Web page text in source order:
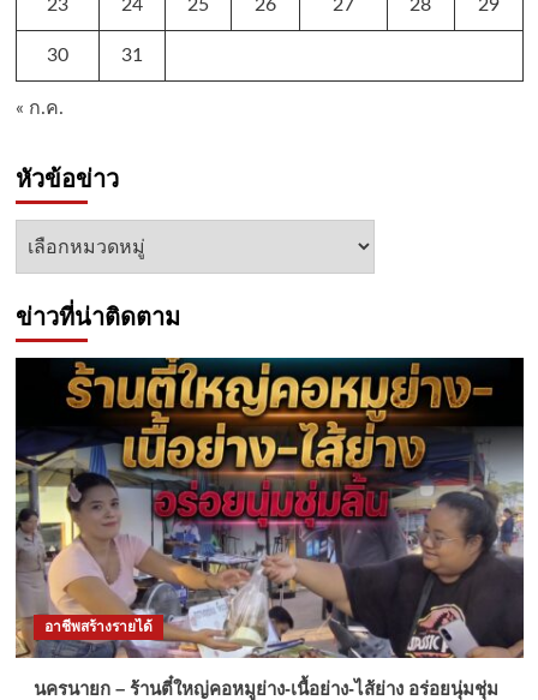
23 24 25 26 27 28 29
30 31
« ก.ค.
หัวข้อข่าว
หัวข้อ
ข่าวที่น่าติดตาม
อาชีพสร้างรายได้
นครนายก – ร้านตี๋ใหญ่คอหมูย่าง-เนื้อย่าง-ไส้ย่าง อร่อยนุ่มชุ่ม